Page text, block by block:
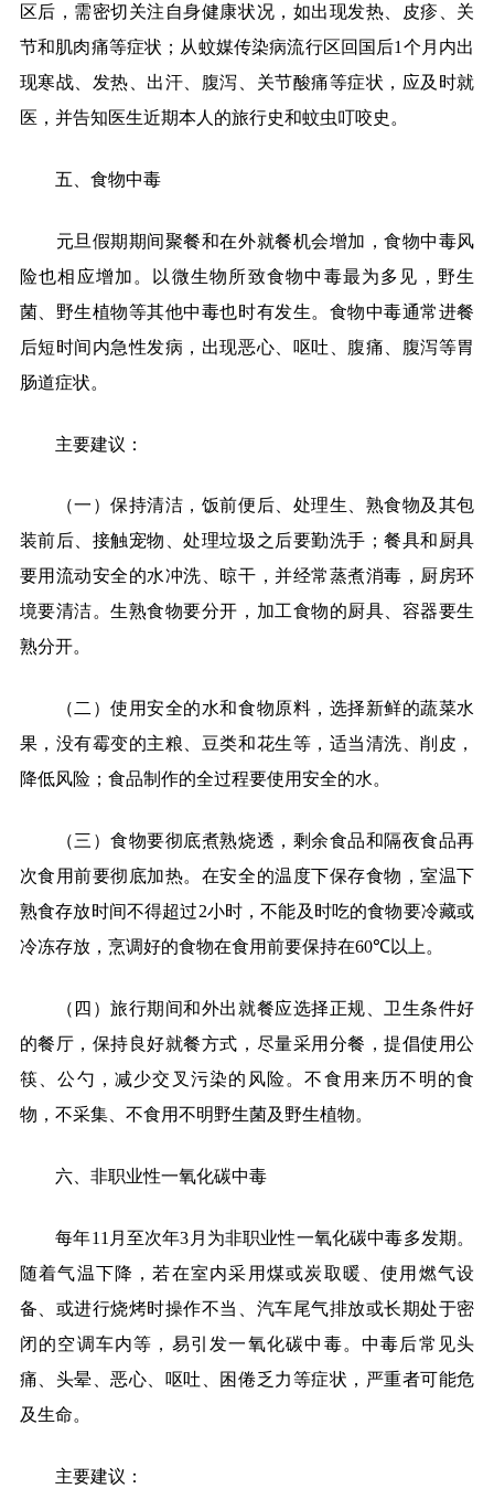
区后，需密切关注自身健康状况，如出现发热、皮疹、关
节和肌肉痛等症状；从蚊媒传染病流行区回国后1 个月内出
现寒战、发热、出汗、腹泻、关节酸痛等症状，应及时就
医，并告知医生近期本人的旅行史和蚊虫叮咬史。
五、食物中毒
元旦假期期间聚餐和在外就餐机会增加，食物中毒风
险也相应增加。以微生物所致食物中毒最为多见，野生
菌、野生植物等其他中毒也时有发生。食物中毒通常进餐
后短时间内急性发病，出现恶心、呕吐、腹痛、腹泻等胃
肠道症状。
主要建议：
（一）保持清洁，饭前便后、处理生、熟食物及其包
装前后、接触宠物、处理垃圾之后要勤洗手；餐具和厨具
要用流动安全的水冲洗、晾干，并经常蒸煮消毒，厨房环
境要清洁。生熟食物要分开，加工食物的厨具、容器要生
熟分开。
（二）使用安全的水和食物原料，选择新鲜的蔬菜水
果，没有霉变的主粮、豆类和花生等，适当清洗、削皮，
降低风险；食品制作的全过程要使用安全的水。
（三）食物要彻底煮熟烧透，剩余食品和隔夜食品再
次食用前要彻底加热。在安全的温度下保存食物，室温下
熟食存放时间不得超过2小时，不能及时吃的食物要冷藏或
冷冻存放，烹调好的食物在食用前要保持在60℃以上。
（四）旅行期间和外出就餐应选择正规、卫生条件好
的餐厅，保持良好就餐方式，尽量采用分餐，提倡使用公
筷、公勺，减少交叉污染的风险。不食用来历不明的食
物，不采集、不食用不明野生菌及野生植物。
六、非职业性一氧化碳中毒
每年11 月至次年3 月为非职业性一氧化碳中毒多发期。
随着气温下降，若在室内采用煤或炭取暖、使用燃气设
备、或进行烧烤时操作不当、汽车尾气排放或长期处于密
闭的空调车内等，易引发一氧化碳中毒。中毒后常见头
痛、头晕、恶心、呕吐、困倦乏力等症状，严重者可能危
及生命。
主要建议：